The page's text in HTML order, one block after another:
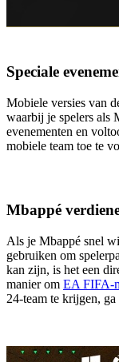
Speciale
Mobiele versies van
waarbij je spelers als
evenementen en
mobiele team toe te
Mbappé
Als je Mbappé snel
gebruiken om
kan zijn, is het een
manier om EA FIFA-
24-team te krijgen,